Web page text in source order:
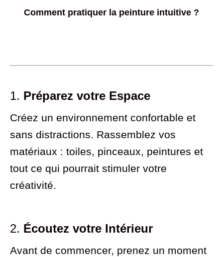
Comment pratiquer la peinture intuitive ?
1. Préparez votre Espace
Créez un environnement confortable et
sans distractions. Rassemblez vos
matériaux : toiles, pinceaux, peintures et
tout ce qui pourrait stimuler votre
créativité.
2. Écoutez votre Intérieur
Avant de commencer, prenez un moment